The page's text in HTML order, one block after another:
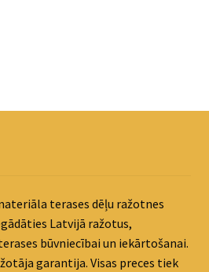
terases dēļu ražotnes
Latvijā ražotus,
būvniecībai un iekārtošanai.
garantija. Visas preces tiek